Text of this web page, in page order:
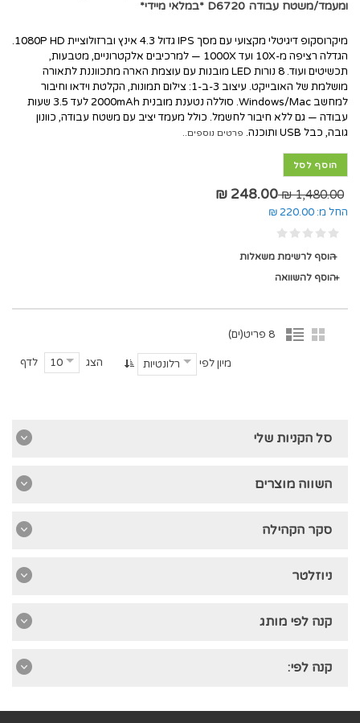
ומעמד/משטח עבודה D6720 *במלאי מיידי*
מיקרוסקופ דיגיטלי מקצועי עם מסך IPS גדול 4.3 אינץ וברזולוציית 1080P HD.
הגדלה רציפה מ-10X ועד 1000X — למרכיבים אלקטרוניים, מטבעות,
תכשיטים ועוד. 8 נורות LED מובנות עם עוצמת הארה מתכווננת לתאורה
מושלמת של האובייקט. עיצוב 3-ב-1: צילום תמונות, הקלטת וידאו וחיבור
למחשב Windows/Mac. סוללה נטענת מובנית 2000mAh לעד 3.5 שעות
עבודה — גם ללא חיבור לחשמל. כולל מעמד יציב עם משטח עבודה, כוונון
גובה, כבל USB ותוכנה.
פרטים נוספים..
הוסף לסל
1,480.00 ₪
248.00 ₪
החל מ: 220.00 ₪
הוסף לרשימת משאלות
הוסף להשוואה
8 פריט(ים)
הצג 10 לדף מיון לפי רלונטיות
סל הקניות שלי
השווה מוצרים
סקר הקהילה
ניוזלטר
קנה לפי מותג
קנה לפי: